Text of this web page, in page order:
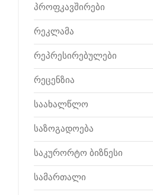
პროფკავშირები
რეკლამა
რეპრესირებულები
რეცენზია
საახალწლო
საზოგადოება
საკურორტო ბიზნესი
სამართალი